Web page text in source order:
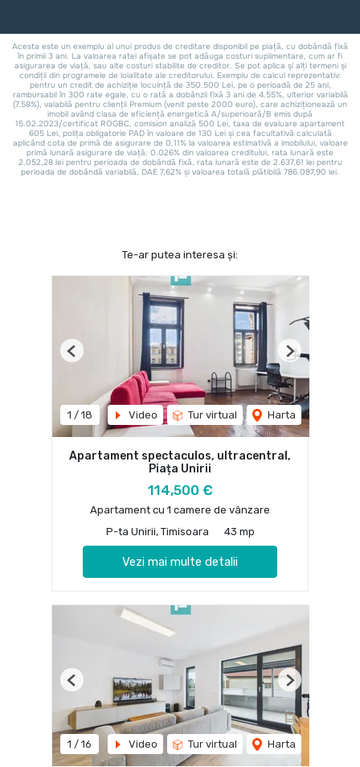
Te-ar putea interesa și:
1 / 18 Video Tur virtual Harta
Previous Next
Apartament spectaculos, ultracentral,
Piața Unirii
114,500 €
Apartament cu 1 camere de vânzare
P-ta Unirii, Timisoara
43 mp
Vezi mai multe detalii
1 / 16 Video Tur virtual Harta
Previous Next